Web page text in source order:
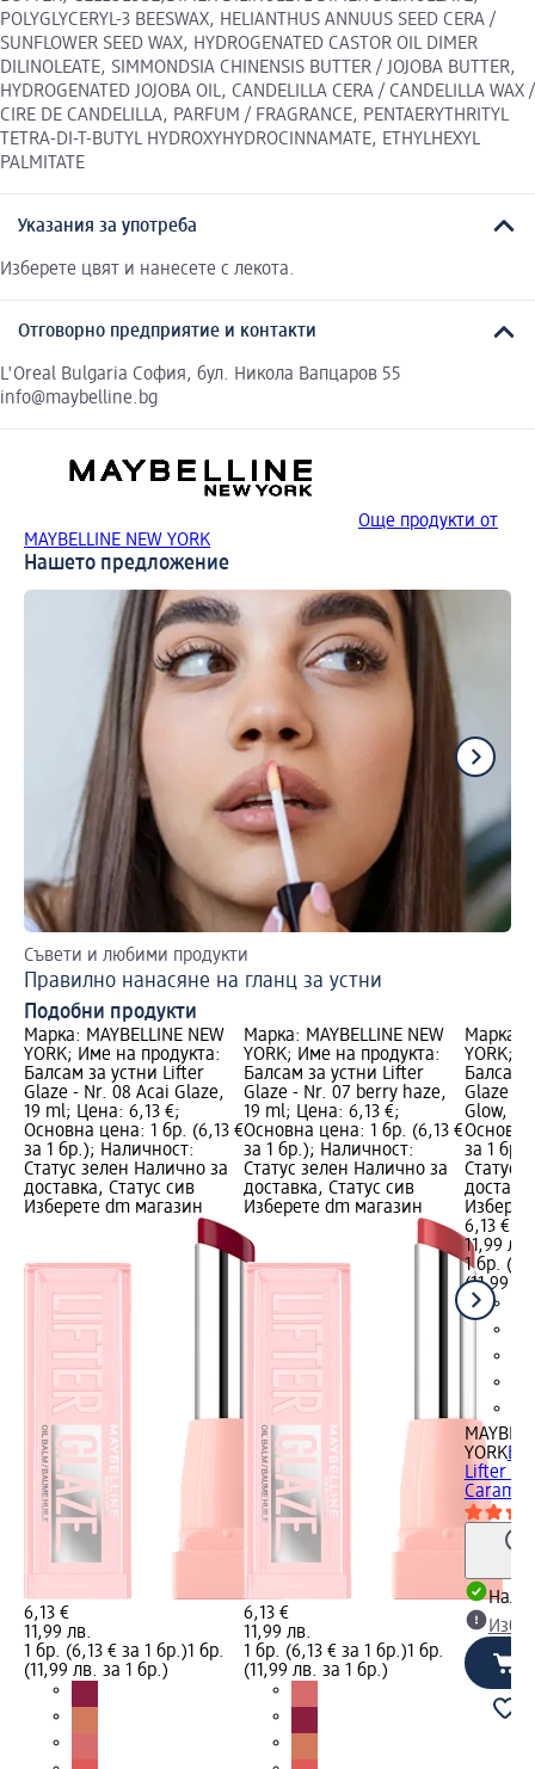
POLYGLYCERYL-3 BEESWAX, HELIANTHUS ANNUUS SEED CERA /
SUNFLOWER SEED WAX, HYDROGENATED CASTOR OIL DIMER
DILINOLEATE, SIMMONDSIA CHINENSIS BUTTER / JOJOBA BUTTER,
HYDROGENATED JOJOBA OIL, CANDELILLA CERA / CANDELILLA WAX /
CIRE DE CANDELILLA, PARFUM / FRAGRANCE, PENTAERYTHRITYL
TETRA-DI-T-BUTYL HYDROXYHYDROCINNAMATE, ETHYLHEXYL
PALMITATE
Указания за употреба
Изберете цвят и нанесете с лекота.
Отговорно предприятие и контакти
L'Oreal Bulgaria София, бул. Никола Вапцаров 55
info@maybelline.bg
Още продукти от
MAYBELLINE NEW YORK
Нашето предложение
Съвети и любими продукти
Правилно нанасяне на гланц за устни
Подобни продукти
Марка: MAYBELLINE NEW
YORK; Име на продукта:
Балсам за устни Lifter
Glaze - Nr. 08 Acai Glaze,
19 ml; Цена: 6,13 €;
Основна цена: 1 бр. (6,13 €
за 1 бр.); Наличност:
Статус зелен Налично за
доставка, Статус сив
Изберете dm магазин
6,13 €
11,99 лв.
1 бр. (6,13 € за 1 бр.)1 бр.
(11,99 лв. за 1 бр.)
Марка: MAYBELLINE NEW
YORK; Име на продукта:
Балсам за устни Lifter
Glaze - Nr. 07 berry haze,
19 ml; Цена: 6,13 €;
Основна цена: 1 бр. (6,13 €
за 1 бр.); Наличност:
Статус зелен Налично за
доставка, Статус сив
Изберете dm магазин
6,13 €
11,99 лв.
1 бр. (6,13 € за 1 бр.)1 бр.
(11,99 лв. за 1 бр.)
Марка:
YORK;
Балсам
Glaze -
Glow,
за 1
Статус
6,13 €
11,99 лв.
1 бр.
(11,99
YORK
Lifter
Caramel